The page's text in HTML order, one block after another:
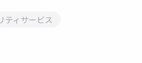
ティサービス